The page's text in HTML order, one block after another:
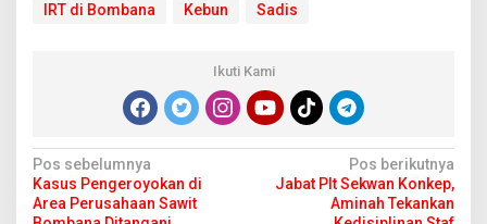
IRT di Bombana
Kebun Sadis
Ikuti Kami
N
a
Pos sebelumnya
Kasus Pengeroyokan di
Area Perusahaan Sawit
Pos berikutnya
Jabat Plt Sekwan Konkep,
Aminah Tekankan